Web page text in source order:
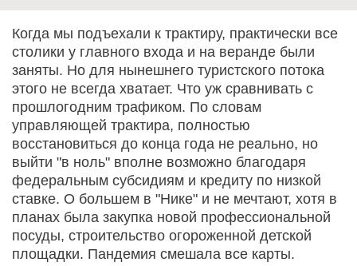
Когда мы подъехали к трактиру, практически все
столики у главного входа и на веранде были
заняты. Но для нынешнего туристского потока
этого не всегда хватает. Что уж сравнивать с
прошлогодним трафиком. По словам
управляющей трактира, полностью
восстановиться до конца года не реально, но
выйти "в ноль" вполне возможно благодаря
федеральным субсидиям и кредиту по низкой
ставке. О большем в "Нике" и не мечтают, хотя в
планах была закупка новой профессиональной
посуды, строительство огороженной детской
площадки. Пандемия смешала все карты.